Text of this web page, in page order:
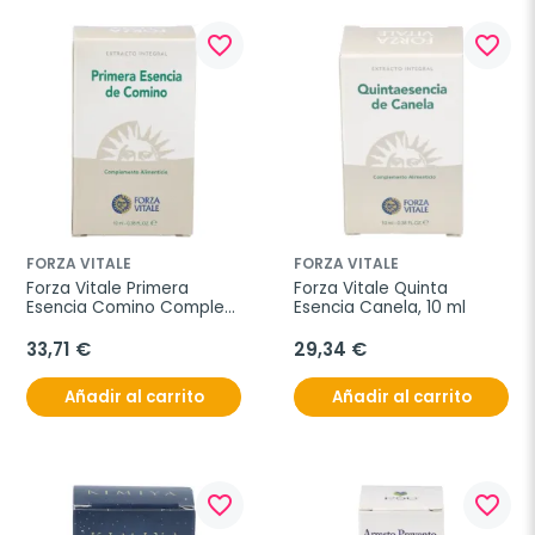
favorite_border
FORZA VITALE
Forza Vitale Primera
Esencia Comino Complex,
33,71 €
Añadir al carrito
favorite_border
FORZA VITALE
Forza Vitale Quinta
Esencia Canela, 10 ml
29,34 €
Añadir al carrito
favorite_border favorite_border